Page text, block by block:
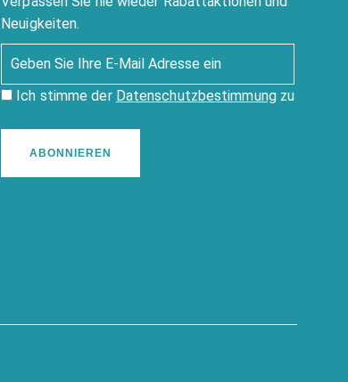
Neuigkeiten.
Ich stimme der Datenschutzbestimmungzu
ABONNIEREN